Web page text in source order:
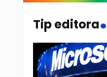
Tip editora.